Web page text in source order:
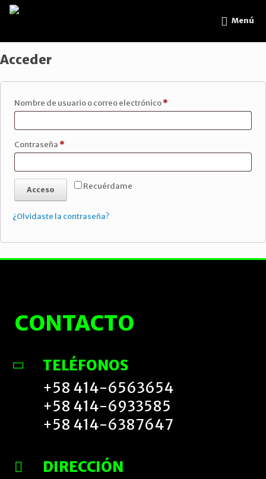
Menú
Acceder
Nombre de usuario o correo electrónico*
Contraseña *
Recuérdame
Acceso
¿Olvidaste la contraseña?
CONTACTO
TELÉFONOS
+58 414-6563654
+58 414-6933585
+58 414-6387647
DIRECCIÓN